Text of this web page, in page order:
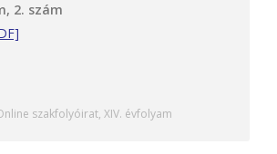
2. szám
szakfolyóirat, XIV. évfolyam